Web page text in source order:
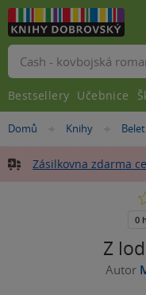
Nacházíte
zde:
Domů »
Knihy »
Zásilkovna zdarma
Z
Autor
0.0
5
0
Vyhledávání
Bestsellery Učebnice